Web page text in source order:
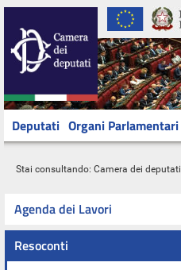
Deputati Organi Parlamentari
Stai consultando: Camera dei deputati
Agenda dei Lavori
Resoconti